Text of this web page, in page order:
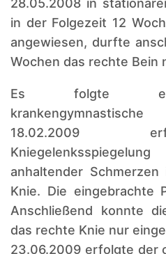
28.05.2008 in
in der Folgezeit 12
angewiesen, durfte
Wochen das rechte Bein
Es folgte
18.02.2009
anhaltender
Knie. Die eingebrachte
Anschließend konnte
das rechte Knie nur
23.06.2009 erfolgte der